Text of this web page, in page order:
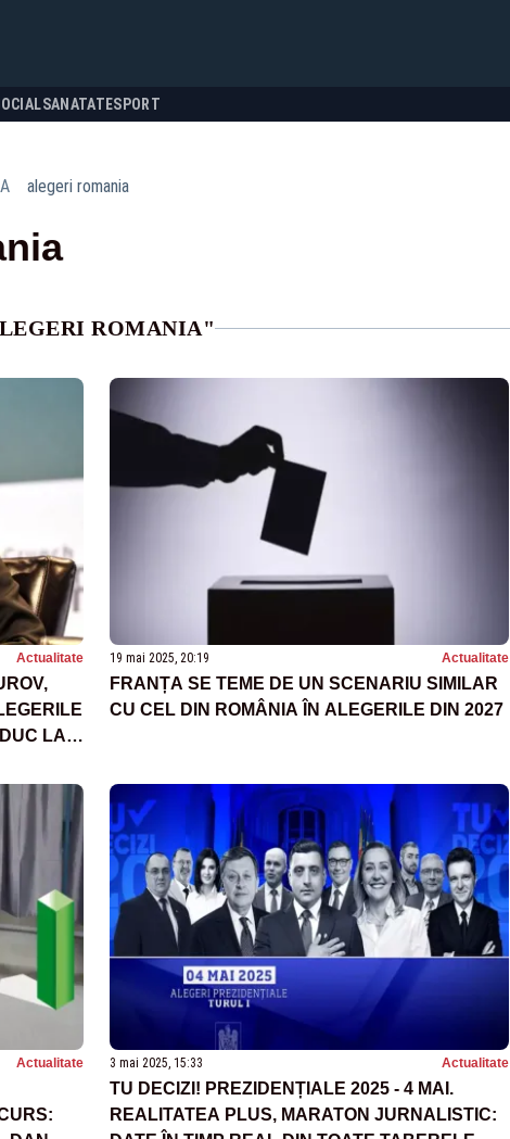
SANATATESPORT
alegeri romania
ROMANIA"
Actualitate
LA
19 mai 2025, 20:19 Actualitate
FRANȚA SE TEME DE UN SCENARIU SIMILAR
CU CEL DIN ROMÂNIA ÎN ALEGERILE DIN 2027
Actualitate 3 mai 2025, 15:33 Actualitate
TU DECIZI! PREZIDENȚIALE 2025 - 4 MAI.
REALITATEA PLUS, MARATON JURNALISTIC: